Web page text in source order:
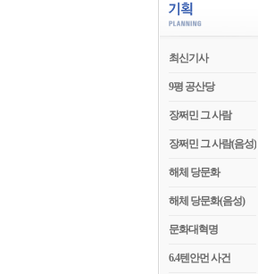
최신기사
9평 공산당
장쩌민 그 사람
장쩌민 그 사람(음성)
해체 당문화
해체 당문화(음성)
문화대혁명
6.4텐안먼 사건